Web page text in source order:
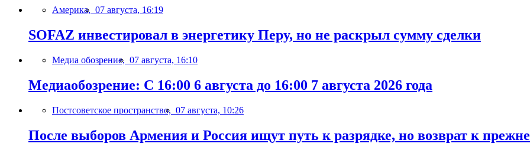
Америка, 07 августа, 16:19
SOFAZ инвестировал в энергетику Перу, но не раскрыл сумму сделки
Медиа обозрение, 07 августа, 16:10
Медиаобозрение: С 16:00 6 августа до 16:00 7 августа 2026 года
Постсоветское пространство, 07 августа, 10:26
После выборов Армения и Россия ищут путь к разрядке, но возврат к